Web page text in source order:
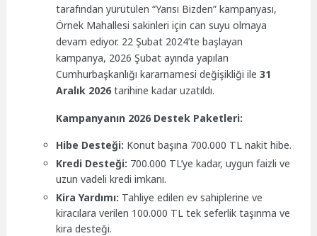
tarafından yürütülen “Yarısı Bizden” kampanyası,
Örnek Mahallesi sakinleri için can suyu olmaya
devam ediyor. 22 Şubat 2024’te başlayan
kampanya, 2026 Şubat ayında yapılan
Cumhurbaşkanlığı kararnamesi değişikliği ile31
Aralık 2026tarihine kadar uzatıldı.
Kampanyanın 2026 Destek Paketleri:
Hibe Desteği: Konut başına 700.000 TL nakit hibe.
Kredi Desteği: 700.000 TL’ye kadar, uygun faizli ve
uzun vadeli kredi imkanı.
Kira Yardımı: Tahliye edilen ev sahiplerine ve
kiracılara verilen 100.000 TL tek seferlik taşınma ve
kira desteği.